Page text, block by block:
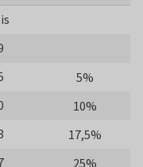
5%
10%
17,5%
25%